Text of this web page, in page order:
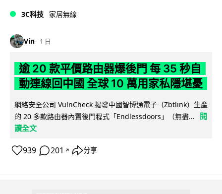
3C科技 家居無線
Vin 1 日
逾 20 款平價路由器爆後門 每 35 秒自
動連線回中國 全球 10 萬用家私隱堪憂
網絡安全公司 VulnCheck 揭發中國智博通電子（Zbtlink）生產
的 20 多款路由器內置後門程式「Endlessdoors」（無盡...
閱
讀全文
939 201 ↗ 分享